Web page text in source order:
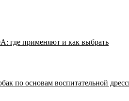
где применяют и как выбрать
по основам воспитательной